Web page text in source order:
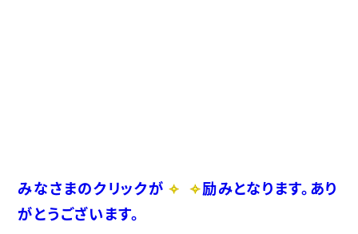
みなさまのクリックが
励みとなります。あり
がとうございます。